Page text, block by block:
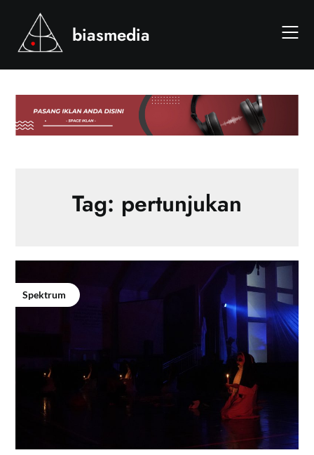
content
biasmedia
Tag: pertunjukan
Spektrum